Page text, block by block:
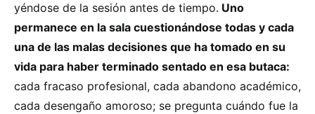
yéndose de la sesión antes de tiempo. Uno
permanece en la sala cuestionándose todas y cada
una de las malas decisiones que ha tomado en su
vida para haber terminado sentado en esa butaca:
cada fracaso profesional, cada abandono académico,
cada desengaño amoroso; se pregunta cuándo fue la